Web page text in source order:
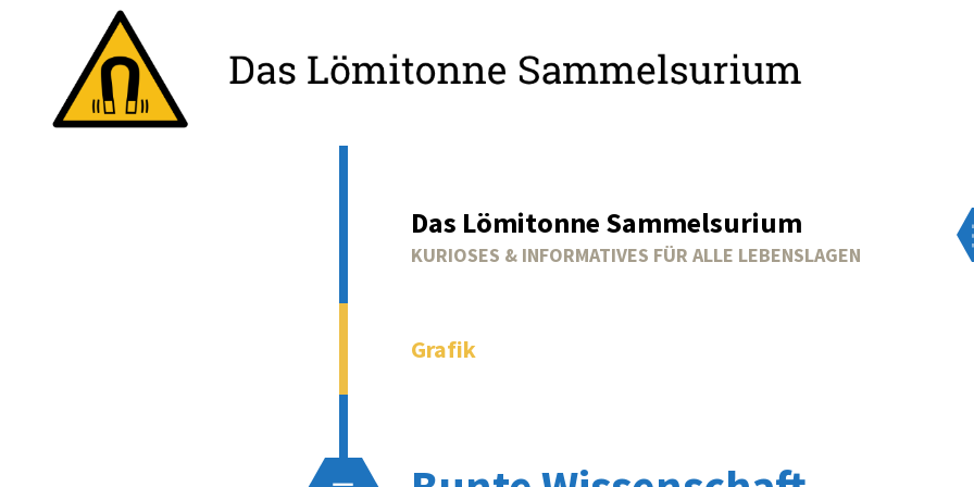
Das Lömitonne Sammelsurium
KURIOSES & INFORMATIVES FÜR ALLE LEBENSLAGEN
Grafik